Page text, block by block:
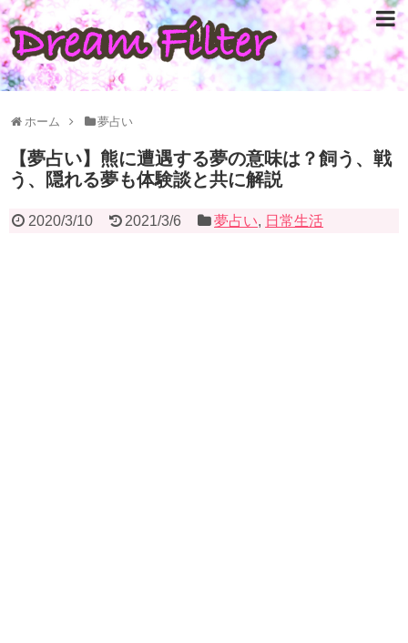
ホーム 夢占い
【夢占い】熊に遭遇する夢の意味は？飼う、戦
う、隠れる夢も体験談と共に解説
2020/3/10 2021/3/6 夢占い, 日常生活